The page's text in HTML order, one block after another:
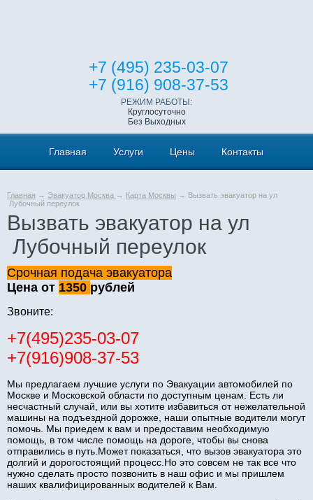
+7 (495) 235-03-07
+7 (916) 908-37-53
РЕЖИМ РАБОТЫ:
Круглосуточно
Без Выходных
Главная Услуги Цены Контакты
Главная → Эвакуатор Москва → Карта Москвы → Вызвать эвакуатор на ул
Лубочный переулок
Вызвать эвакуатор на ул
Лубочный переулок
Срочная подача эвакуатора
Цена от 1350 рублей
Звоните:
+7(495)235-03-07
+7(916)908-37-53
Мы предлагаем лучшие услуги по Эвакуации автомобилей по
Москве и Московской области по доступным ценам. Есть ли
несчастный случай, или вы хотите избавиться от нежелательной
машины на подъездной дорожке, наши опытные водители могут
помочь. Мы приедем к вам и предоставим необходимую
помощь, в том числе помощь на дороге, чтобы вы снова
отправились в путь.Может показаться, что вызов эвакуатора это
долгий и дорогостоящий процесс.Но это совсем не так все что
нужно сделать просто позвонить в наш офис и мы пришлем
наших квалифицированных водителей к Вам.